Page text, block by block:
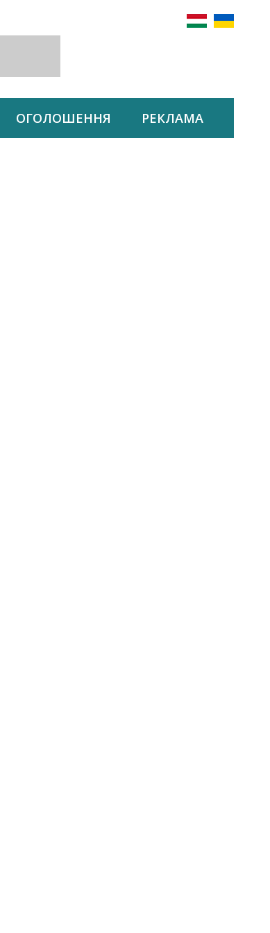
ОГОЛОШЕННЯ РЕКЛАМА